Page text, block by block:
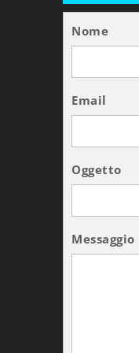
Nome
Email
Oggetto
Messaggio